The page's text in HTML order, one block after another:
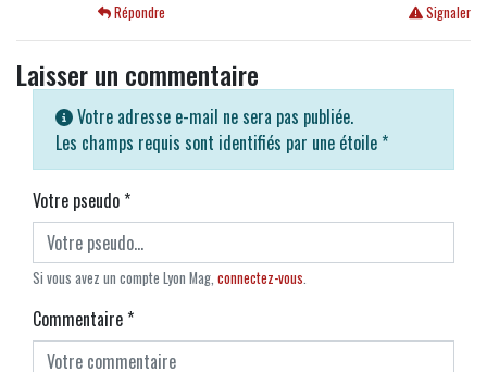
Signaler
Répondre
Laisser un commentaire
Votre adresse e-mail ne sera pas publiée.
Les champs requis sont identifiés par une étoile *
Votre pseudo*
Si vous avez un compte Lyon Mag, connectez-vous
Commentaire*